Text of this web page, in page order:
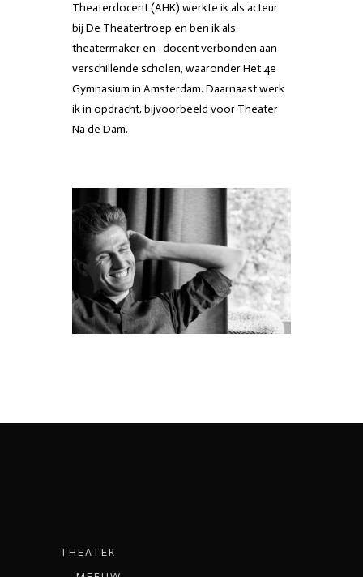
Theaterdocent (AHK) werkte ik als acteur
bij De Theatertroep en ben ik als
theatermaker en -docent verbonden aan
verschillende scholen, waaronder Het 4e
Gymnasium in Amsterdam. Daarnaast werk
ik in opdracht, bijvoorbeeld voor Theater
Na de Dam.
THEATER